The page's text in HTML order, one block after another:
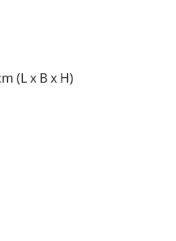
(L x B x H)